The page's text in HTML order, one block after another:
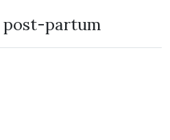
post-partum